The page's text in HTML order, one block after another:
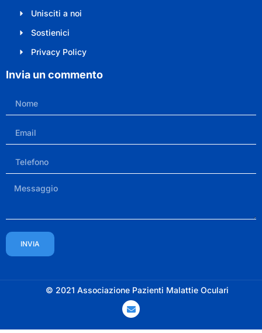
Unisciti a noi
Sostienici
Privacy Policy
Invia un commento
INVIA
© 2021 Associazione Pazienti Malattie Oculari